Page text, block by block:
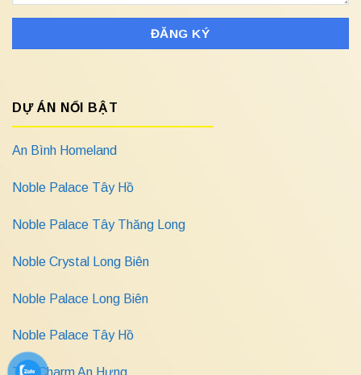
DỰ ÁN NỔI BẬT
An Bình Homeland
Noble Palace Tây Hồ
Noble Palace Tây Thăng Long
Noble Crystal Long Biên
Noble Palace Long Biên
Noble Palace Tây Hồ